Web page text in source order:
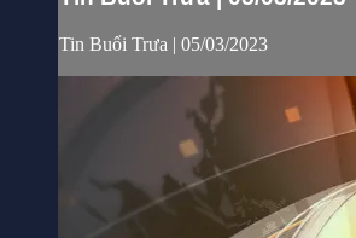
Tin Buổi Trưa | 05/03/2023